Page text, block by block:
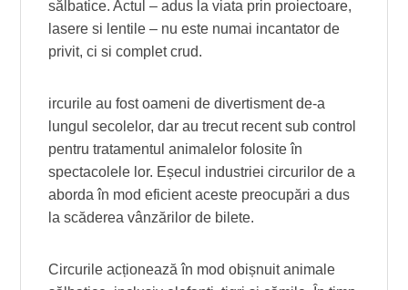
sălbatice. Actul – adus la viata prin proiectoare,
lasere si lentile – nu este numai incantator de
privit, ci si complet crud.
ircurile au fost oameni de divertisment de-a
lungul secolelor, dar au trecut recent sub control
pentru tratamentul animalelor folosite în
spectacolele lor. Eșecul industriei circurilor de a
aborda în mod eficient aceste preocupări a dus
la scăderea vânzărilor de bilete.
Circurile acționează în mod obișnuit animale